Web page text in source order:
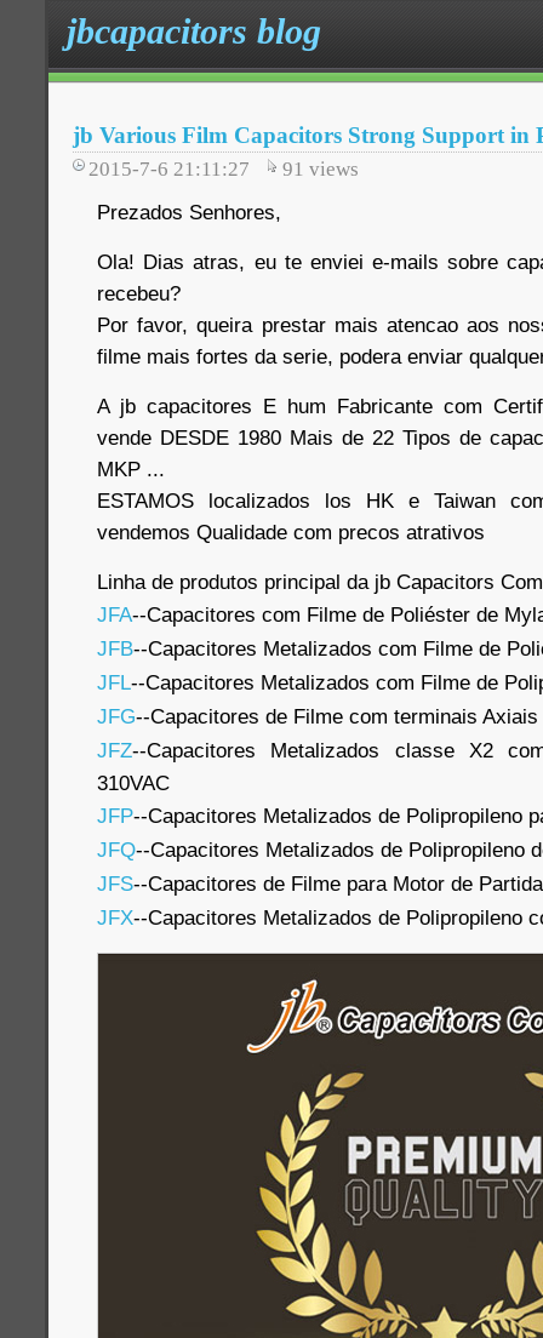
jbcapacitors blog
jb Various Film Capacitors Strong Support in
2015-7-6 21:11:27 91 views
Prezados Senhores,
Ola! Dias atras, eu te enviei e-mails sobre
recebeu?
Por favor, queira prestar mais atencao aos
filme mais fortes da serie, podera enviar
A jb capacitores E hum Fabricante com
vende DESDE 1980 Mais de 22 Tipos de
MKP ...
ESTAMOS localizados los HK e Taiwan
vendemos Qualidade com precos atrativos
Linha de produtos principal da jb Capacitors
JFA--Capacitores com Filme de Poliéster de
JFB--Capacitores Metalizados com Filme de
JFL--Capacitores Metalizados com Filme de
JFG--Capacitores de Filme com terminais Axiais
JFZ--Capacitores Metalizados classe X2
310VAC
JFP--Capacitores Metalizados de Polipropileno
JFQ--Capacitores Metalizados de Polipropileno
JFS--Capacitores de Filme para Motor de Partida
JFX--Capacitores Metalizados de Polipropileno